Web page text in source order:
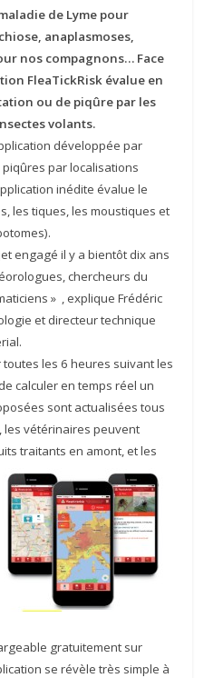
de Lyme pour
anaplasmoses,
nos compagnons… Face
FleaTickRisk évalue en
ou de piqûre par les
volants.
développée par
par localisations
inédite évalue le
les tiques, les moustiques et
engagé il y a bientôt dix ans
chercheurs du
» , explique Frédéric
et directeur technique
les 6 heures suivant les
calculer en temps réel un
sont actualisées tous
les vétérinaires peuvent
traitants en amont, et les
gratuitement sur
se révèle très simple à